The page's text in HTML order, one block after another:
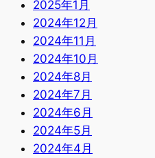
2025年1月
2024年12月
2024年11月
2024年10月
2024年8月
2024年7月
2024年6月
2024年5月
2024年4月